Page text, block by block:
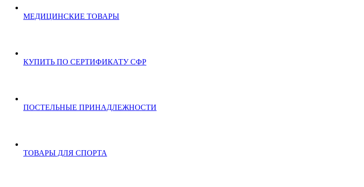
МЕДИЦИНСКИЕ ТОВАРЫ
КУПИТЬ ПО СЕРТИФИКАТУ СФР
ПОСТЕЛЬНЫЕ ПРИНАДЛЕЖНОСТИ
ТОВАРЫ ДЛЯ СПОРТА